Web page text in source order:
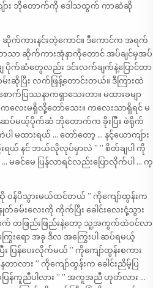
ကျ်ား ဘိုတောက်ကို ဒေါသထွက် ကာဆဲဆို
က်ကားနင်းတဲ့ကောင်။ ဒီကောင်က အရက်
ာသာ ဆိုက်ကားအုံနာကိုတောင် အပ်ချင်မှအပ်
ျှ ပိုက်ဆံတွေလည်း ဒင်းလက်ချက်နဲ့ပြောင်တာ
ပြီး လက်ဖြန့်တောင်းတယ်။ ဒီကြားထဲ
ာက်ပြဿနာကရှာသေးတာ။ မထားခမျာ
ေးမရှိလို့တော်သေး။ ကလေးသာရှိရင် မ
ဆပ်မယ့်ပိုက်ဆံ ဘိုတောက်က ခိုးပြီး ဖဲရိုက်
မထားရယ် … တော်တော့ … နင့်ယောကျ်ား
ယ် နင် ဘယ်လိုလုပ်မှာလဲ ” ” စိတ်ချပါ ကို
… မခင်မေ ပြန်လာရင်လည်းပြောလိုက်ပါ … က္
ဆို ဝန်ပိသွားမယ်ထင်တယ် ” ကိုကျော်ထွန်းက
းလေးကို ကိုက်ပြီး ခေါင်းလေးငုံ့သွား
က် တဖြည်းဖြည်းနဲ့တော့ သူ့အကွက်ထဲဝင်လာ
းရော အခု ဒီလ အကြွေးပါ ဆပ်ရမယ့်
ပြန်ပေးလိုက်မယ် ” ကိုကျော်ထွန်းစကား
ာလား ” ကိုကျော်ထွန်းက ခေါင်းညိမ့်ပြ
န်ကူညီပါလား ” ” အကူအညီ ဟုတ်လား …